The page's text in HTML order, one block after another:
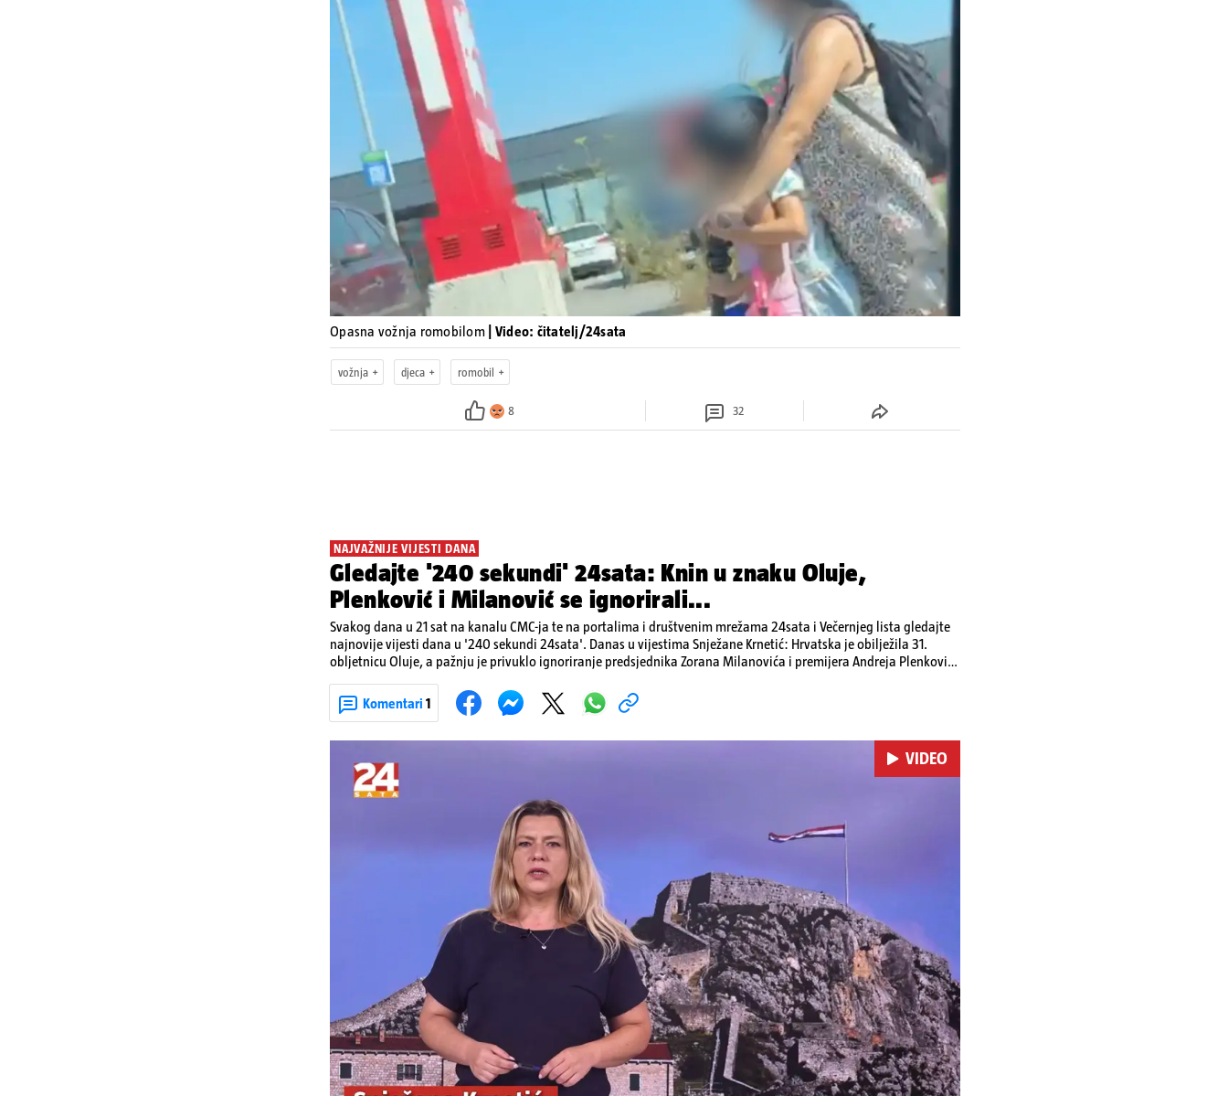
Pokretanje videa...
Opasna vožnja romobilom | Video: čitatelj/24sata
vožnja djeca romobil
8 32
NAJVAŽNIJE VIJESTI DANA
Gledajte '240 sekundi' 24sata: Knin u znaku Oluje,
Plenković i Milanović se ignorirali...
Svakog dana u 21 sat na kanalu CMC-ja te na portalima i društvenim mrežama 24sata i Večernjeg lista gledajte
najnovije vijesti dana u '240 sekundi 24sata'. Danas u vijestima Snježane Krnetić: Hrvatska je obilježila 31.
obljetnicu Oluje, a pažnju je privuklo ignoriranje predsjednika Zorana Milanovića i premijera Andreja Plenkovića
upozorenjima nakon nove tragedije na električnom romobilu te smanjenju proizvodnje u nuklearnoj elektrani
Krško.
Komentari 1
Pokretanje videa...
VIDEO